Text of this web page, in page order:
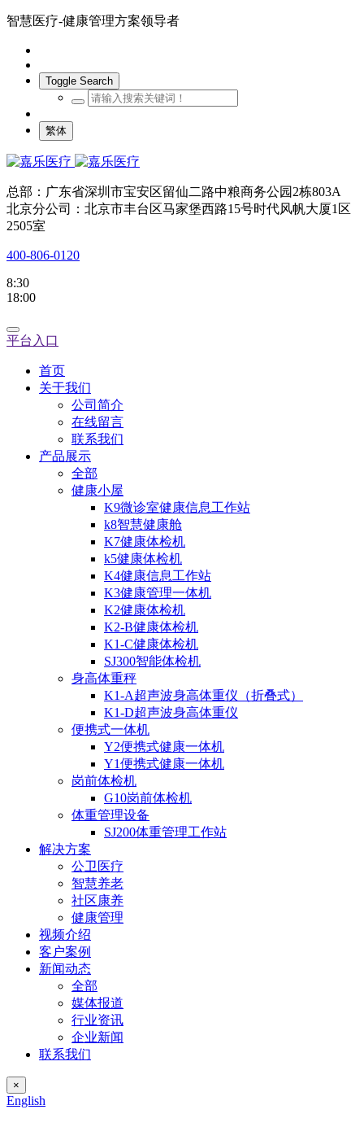
智慧医疗-健康管理方案领导者
Toggle Search
繁体
总部：广东省深圳市宝安区留仙二路中粮商务公园2栋803A
北京分公司：北京市丰台区马家堡西路15号时代风帆大厦1区
2505室
400-806-0120
8:30
18:00
平台入口
首页
关于我们
公司简介
在线留言
联系我们
产品展示
全部
健康小屋
K9微诊室健康信息工作站
k8智慧健康舱
K7健康体检机
k5健康体检机
K4健康信息工作站
K3健康管理一体机
K2健康体检机
K2-B健康体检机
K1-C健康体检机
SJ300智能体检机
身高体重秤
K1-A超声波身高体重仪（折叠式）
K1-D超声波身高体重仪
便携式一体机
Y2便携式健康一体机
Y1便携式健康一体机
岗前体检机
G10岗前体检机
体重管理设备
SJ200体重管理工作站
解决方案
公卫医疗
智慧养老
社区康养
健康管理
视频介绍
客户案例
新闻动态
全部
媒体报道
行业资讯
企业新闻
联系我们
×
English